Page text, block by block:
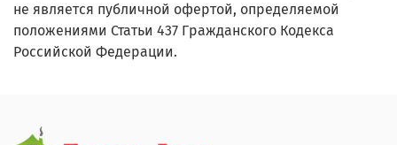
не является публичной офертой, определяемой
положениями Статьи 437 Гражданского Кодекса
Российской Федерации.